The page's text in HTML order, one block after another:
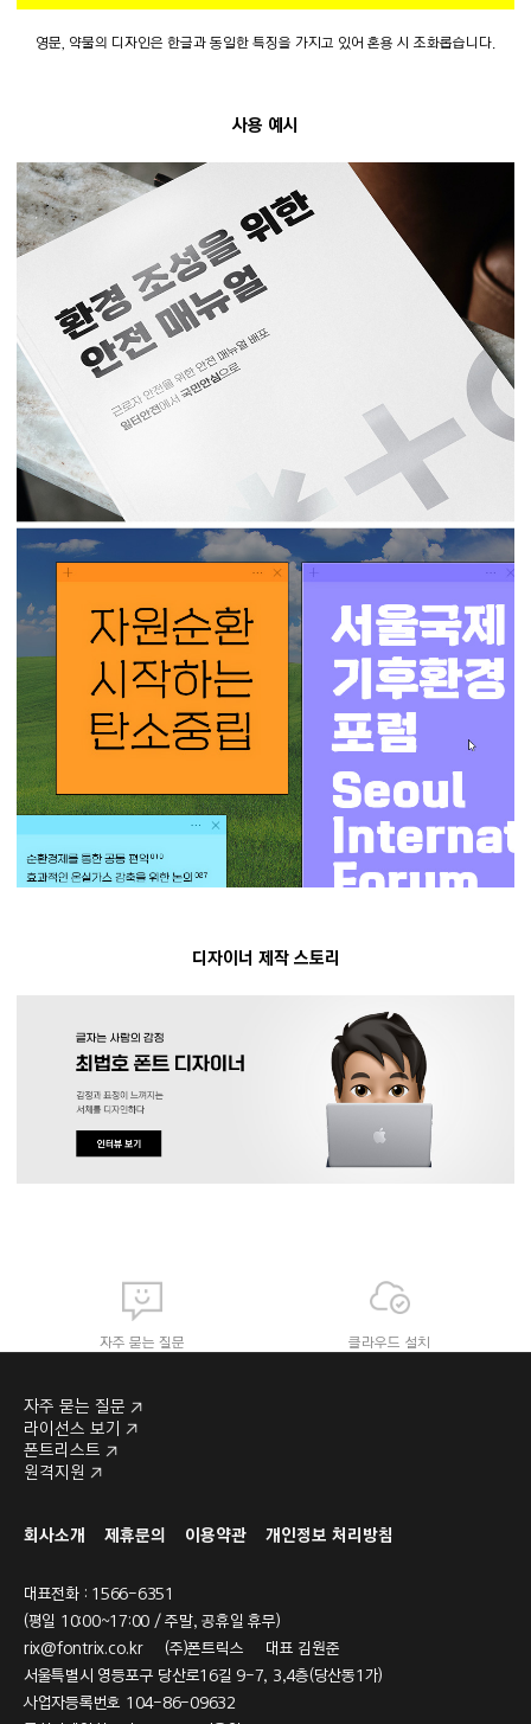
영문, 약물의 디자인은 한글과 동일한 특징을 가지고 있어 혼용 시 조화롭습니다.
사용 예시
디자이너 제작 스토리
자주 묻는 질문 클라우드 설치
라이선스 보기
자주 묻는 질문
라이선스 보기
폰트리스트
원격지원
회사소개 제휴문의 이용약관 개인정보 처리방침
대표전화 : 1566-6351
(평일 10:00~17:00 / 주말, 공휴일 휴무)
rix@fontrix.co.kr(주)폰트릭스 대표 김원준
서울특별시 영등포구 당산로16길 9-7, 3,4층(당산동1가)
사업자등록번호 104-86-09632